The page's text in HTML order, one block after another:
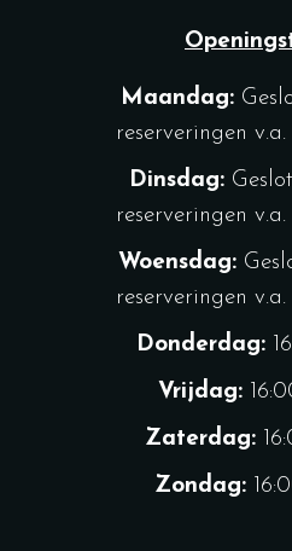
Maandag:
reserveringen
Dinsdag:
reserveringen
Woensdag:
reserveringen
Donderdag:
Vrijdag:
Zaterdag:
Zondag: